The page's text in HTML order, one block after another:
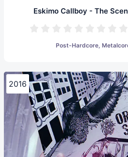
Eskimo Callboy - The
Post-Hardcore,
2016